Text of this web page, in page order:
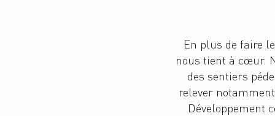
En plus de faire
nous tient à cœur.
des sentiers
relever
Développement